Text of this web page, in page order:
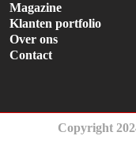
Magazine
Klanten portfolio
Over ons
Contact
Copyright